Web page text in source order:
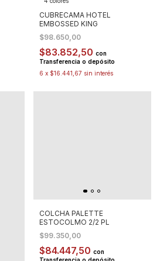
CUBRECAMA HOTEL
EMBOSSED KING
$98.650,00
$83.852,50 con
Transferencia o depósito
6 x $16.441,67 sin interés
COLCHA PALETTE
ESTOCOLMO 2/2 PL
$99.350,00
$84.447,50 con